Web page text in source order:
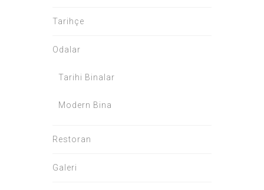
Tarihçe
Odalar
Tarihi Binalar
Modern Bina
Restoran
Galeri